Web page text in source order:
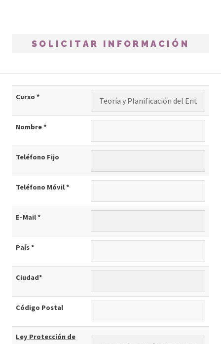
SOLICITAR INFORMACIÓN
Curso *
Nombre *
Teléfono Fijo
Teléfono Móvil *
E-Mail *
País *
Ciudad*
Código Postal
Ley Protección de